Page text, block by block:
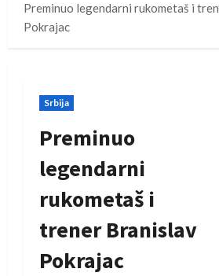
Preminuo legendarni rukometaš i
Pokrajac
Srbija
Preminuo
legendarni
rukometaš i
trener Branislav
Pokrajac